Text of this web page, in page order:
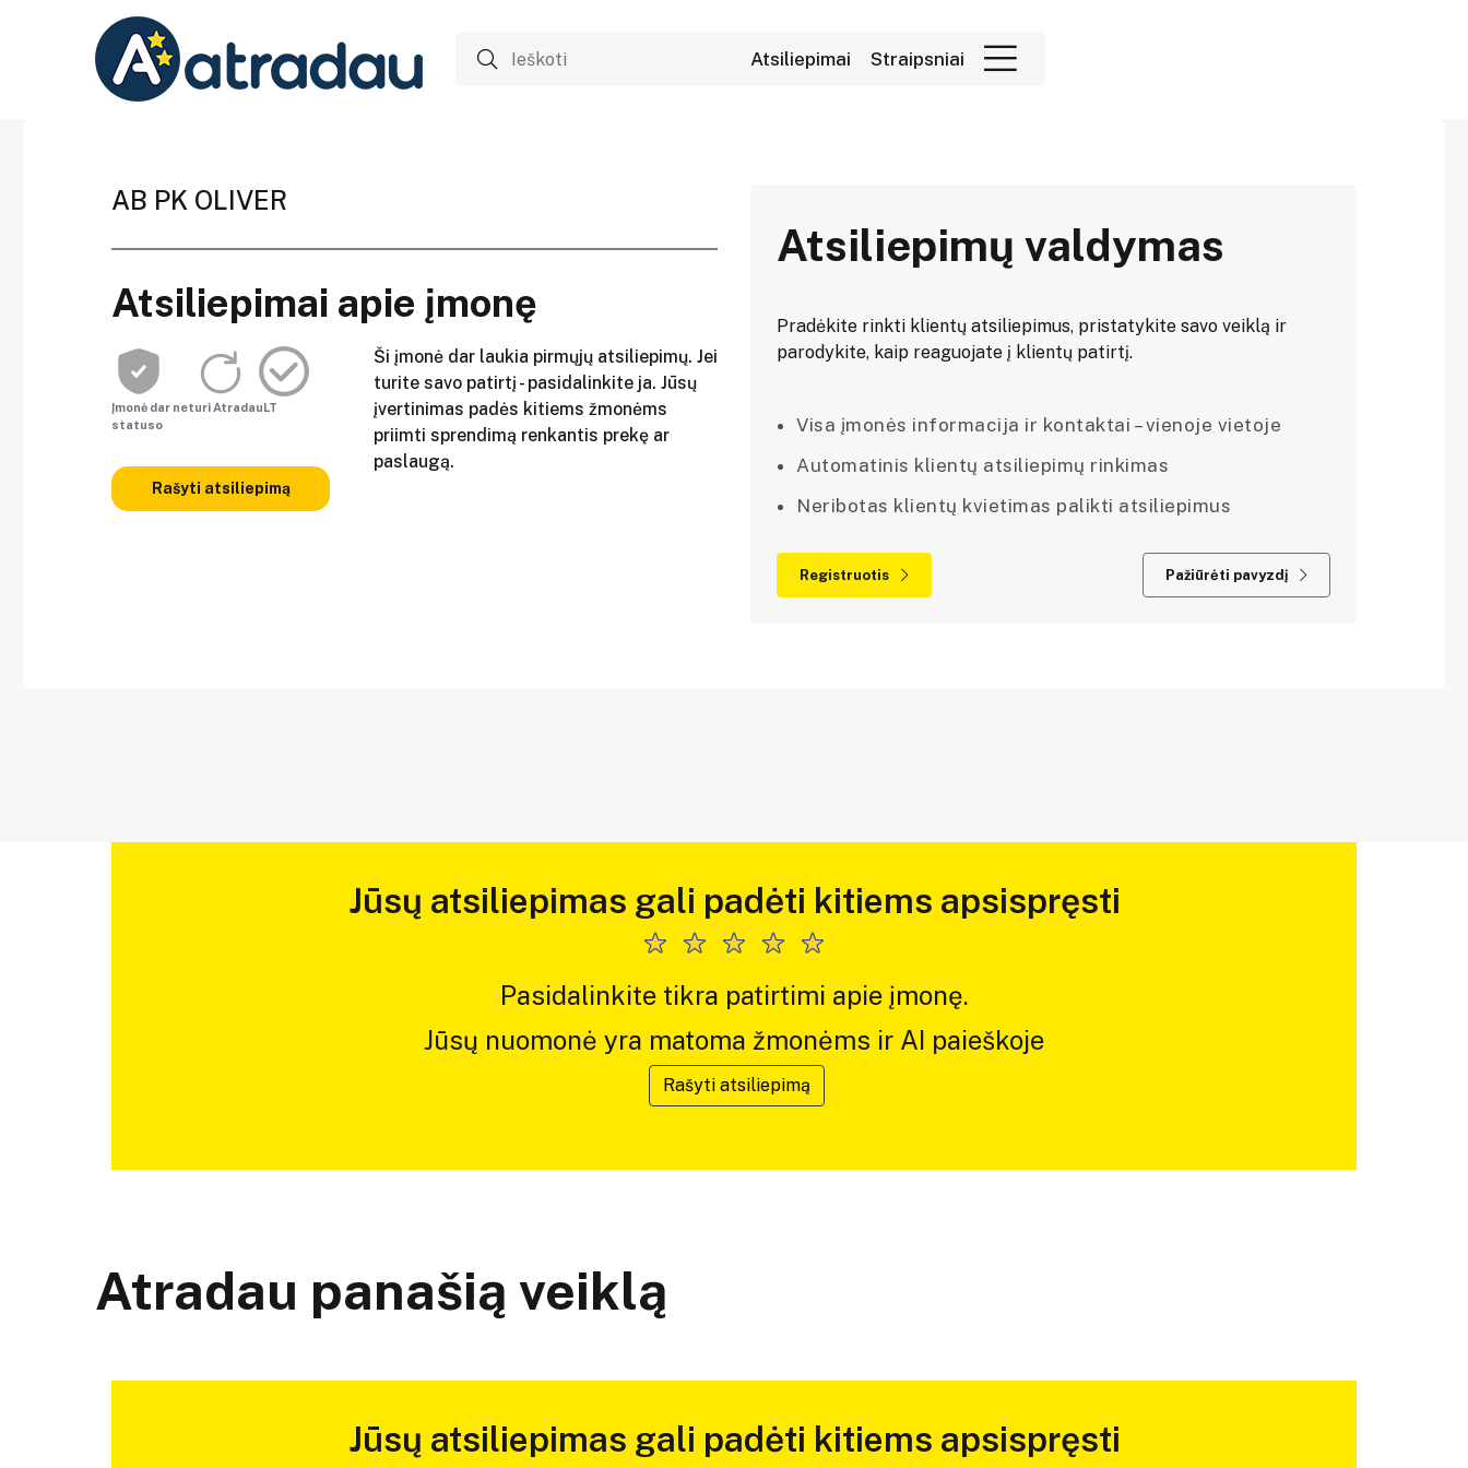
Atsiliepimai Straipsniai
AB PK OLIVER
Atsiliepimai apie įmonę
Įmonė dar neturi AtradauLT
statuso
Rašyti atsiliepimą
Ši įmonė dar laukia pirmųjų atsiliepimų. Jei
turite savo patirtį - pasidalinkite ja. Jūsų
įvertinimas padės kitiems žmonėms
priimti sprendimą renkantis prekę ar
paslaugą.
Atsiliepimų valdymas
Pradėkite rinkti klientų atsiliepimus, pristatykite savo veiklą ir
parodykite, kaip reaguojate į klientų patirtį.
Visa įmonės informacija ir kontaktai – vienoje vietoje
Automatinis klientų atsiliepimų rinkimas
Neribotas klientų kvietimas palikti atsiliepimus
Registruotis Pažiūrėti pavyzdį
Jūsų atsiliepimas gali padėti kitiems apsispręsti
Pasidalinkite tikra patirtimi apie įmonę.
Jūsų nuomonė yra matoma žmonėms ir AI paieškoje
Rašyti atsiliepimą
Atradau panašią veiklą
Jūsų atsiliepimas gali padėti kitiems apsispręsti